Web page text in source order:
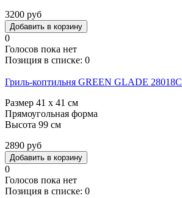
3200 руб
0
Голосов пока нет
Позиция в списке: 0
Гриль-коптильня GREEN GLADE 28018C
Размер 41 х 41 см
Прямоугольная форма
Высота 99 см
2890 руб
0
Голосов пока нет
Позиция в списке: 0